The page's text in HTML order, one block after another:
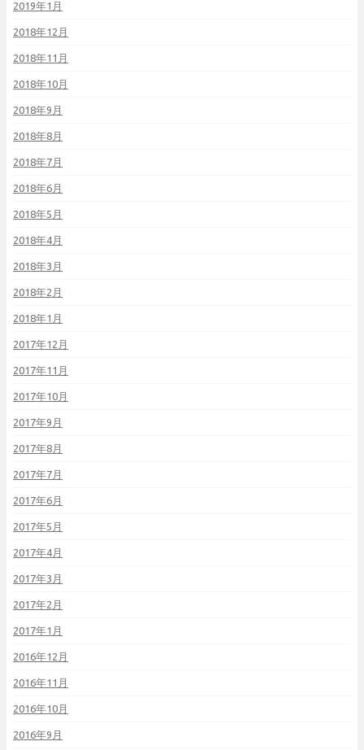
2019年1月
2018年12月
2018年11月
2018年10月
2018年9月
2018年8月
2018年7月
2018年6月
2018年5月
2018年4月
2018年3月
2018年2月
2018年1月
2017年12月
2017年11月
2017年10月
2017年9月
2017年8月
2017年7月
2017年6月
2017年5月
2017年4月
2017年3月
2017年2月
2017年1月
2016年12月
2016年11月
2016年10月
2016年9月